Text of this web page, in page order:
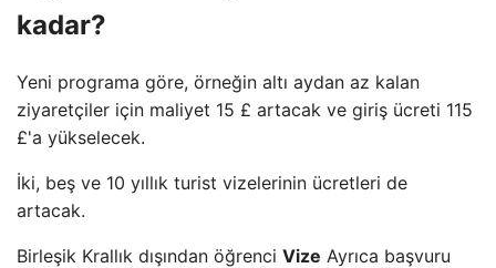
kadar?
Yeni programa göre, örneğin altı aydan az kalan
ziyaretçiler için maliyet 15 £ artacak ve giriş ücreti 115
£'a yükselecek.
İki, beş ve 10 yıllık turist vizelerinin ücretleri de
artacak.
Birleşik Krallık dışından öğrenci Vize Ayrıca başvuru